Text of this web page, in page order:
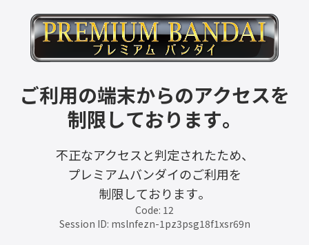
ご利用の端末からのアクセスを
制限しております。
不正なアクセスと判定されたため、
プレミアムバンダイのご利用を
制限しております。
Code: 12
Session ID: mslnfezn-1pz3psg18f1xsr69n